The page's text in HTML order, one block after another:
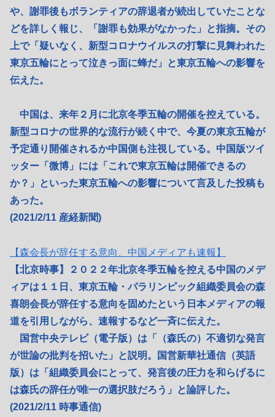
や、謝罪後もボランティアの辞退者が続出していたことな
どを詳しく報じ、「謝罪も効果がなかった」と指摘。その
上で「疑いなく、新型コロナウイルスの打撃に見舞われた
東京五輪にとって泣きっ面に蜂だ」と東京五輪への影響を
伝えた。
中国は、来年２月に北京冬季五輪の開催を控えている。
新型コロナの世界的な流行が続く中で、今夏の東京五輪が
予定通り開催されるか中国側も注視している。中国版ツイ
ッター「微博」には「これで東京五輪は開催できるの
か？」といった東京五輪への影響について言及した投稿も
あった。
(2021/2/11 産経新聞)
【森会長が辞任する意向、中国メディアも速報】
【北京時事】２０２２年北京冬季五輪を控える中国のメデ
ィアは１１日、東京五輪・パラリンピック組織委員会の森
喜朗会長が辞任する意向を固めたという日本メディアの報
道を引用しながら、速報するなど一斉に伝えた。
国営中央テレビ（電子版）は「（森氏の）不適切な発言
が世論の批判を招いた」と説明。国営新華社通信（英語
版）は「組織委員会にとって、発言後の圧力を和らげるに
は森氏の辞任が唯一の選択肢だろう」と論評した。
(2021/2/11 時事通信)